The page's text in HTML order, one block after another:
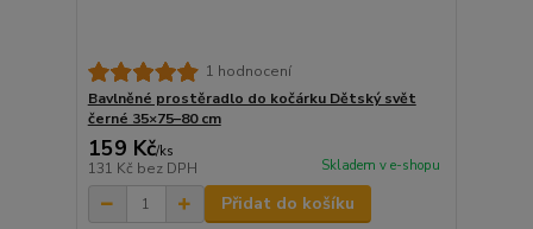
1 hodnocení
Bavlněné prostěradlo do kočárku Dětský svět
černé 35×75–80 cm
159 Kč/ks
131 Kč bez DPH Skladem v e-shopu
Přidat do košíku